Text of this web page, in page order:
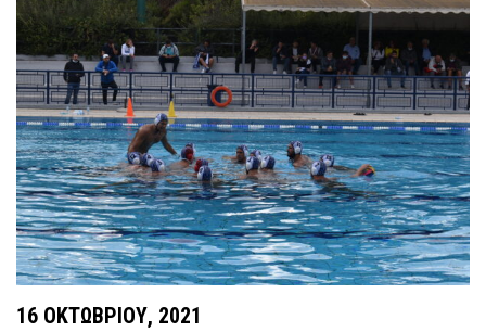
16 ΟΚΤΩΒΡΊΟΥ, 2021